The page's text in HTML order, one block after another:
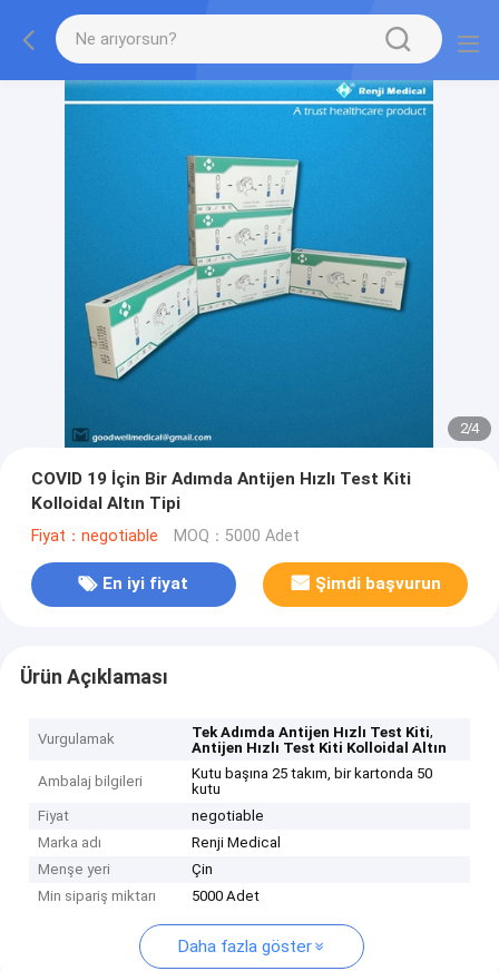
2/4
COVID 19 İçin Bir Adımda Antijen Hızlı Test Kiti
Kolloidal Altın Tipi
Fiyat：negotiable MOQ：5000 Adet
En iyi fiyat Şimdi başvurun
Ürün Açıklaması
Vurgulamak Tek Adımda Antijen Hızlı Test Kiti,
Antijen Hızlı Test Kiti Kolloidal Altın
Ambalaj bilgileri
Kutu başına 25 takım, bir kartonda 50
kutu
Fiyat
negotiable
Marka adı
Renji Medical
Menşe yeri
Çin
Min sipariş miktarı
5000 Adet
Daha fazla göster